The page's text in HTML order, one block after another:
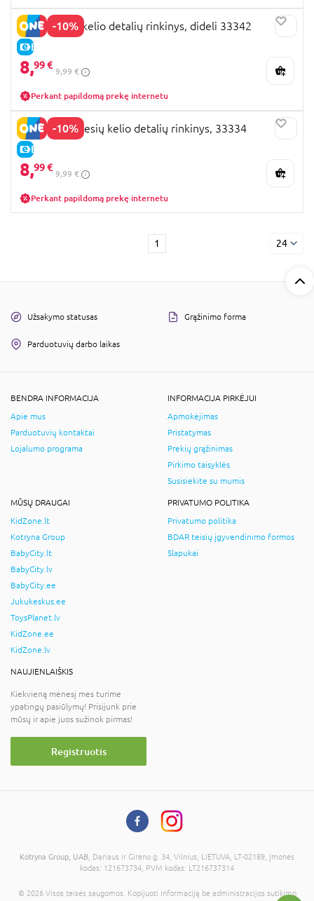
-10%
E-KAINA
BRIO lenktų kelio detalių rinkinys, dideli 33342
8,99 €
9,99 €
Perkant papildomą prekę internetu
-10%
E-KAINA
BRIO mažų tiesių kelio detalių rinkinys, 33334
8,99 €
9,99 €
Perkant papildomą prekę internetu
1 24
Užsakymo statusas Grąžinimo forma
Parduotuvių darbo laikas
BENDRA INFORMACIJA
Apie mus
Parduotuvių kontaktai
Lojalumo programa
INFORMACIJA PIRKĖJUI
Apmokėjimas
Pristatymas
Prekių grąžinimas
Pirkimo taisyklės
Susisiekite su mumis
MŪSŲ DRAUGAI
KidZone.lt
Kotryna Group
BabyCity.lt
BabyCity.lv
BabyCity.ee
Jukukeskus.ee
ToysPlanet.lv
KidZone.ee
KidZone.lv
PRIVATUMO POLITIKA
Privatumo politika
BDAR teisių įgyvendinimo formos
Slapukai
NAUJIENLAIŠKIS
Kiekvieną mėnesį mes turime
ypatingų pasiūlymų! Prisijunk prie
mūsų ir apie juos sužinok pirmas!
Registruotis
Kotryna Group, UAB , Dariaus ir Girėno g. 34, Vilnius, LIETUVA, LT-02189, Įmonės
kodas: 121673734, PVM kodas: LT216737314
© 2026 Visos teisės saugomos. Kopijuoti informaciją be administracijos sutikimo